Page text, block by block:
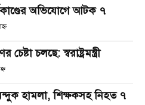
অভিযোগে আটক ৭
চলছে: স্বরাষ্ট্রমন্ত্রী
বন্দুক হামলা, শিক্ষকসহ নিহত ৭